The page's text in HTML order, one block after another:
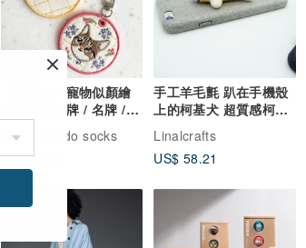
【客製化】寵物似顏繪
雙面刺繡吊牌 / 名牌 /
廣告
needo socks
US$ 22.28
手工羊毛氈 趴在手機殼
上的柯基犬 超質感柯基
手機保護套
Linalcrafts
US$ 58.21